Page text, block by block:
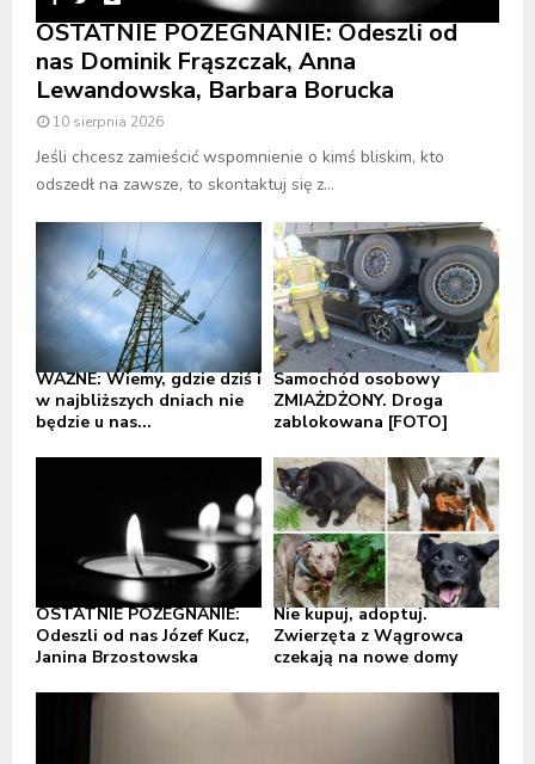
OSTATNIE POŻEGNANIE: Odeszli od
nas Dominik Frąszczak, Anna
Lewandowska, Barbara Borucka
10 sierpnia 2026
Jeśli chcesz zamieścić wspomnienie o kimś bliskim, kto
odszedł na zawsze, to skontaktuj się z...
WAŻNE: Wiemy, gdzie dziś i
w najbliższych dniach nie
będzie u nas...
Samochód osobowy
ZMIAŻDŻONY. Droga
zablokowana [FOTO]
OSTATNIE POŻEGNANIE:
Odeszli od nas Józef Kucz,
Janina Brzostowska
Nie kupuj, adoptuj.
Zwierzęta z Wągrowca
czekają na nowe domy